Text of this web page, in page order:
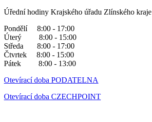
Úřední hodiny Krajského úřadu Zlínského kraje
Pondělí 8:00 - 17:00
Úterý 8:00 - 15:00
Středa 8:00 - 17:00
Čtvrtek 8:00 - 15:00
Pátek 8:00 - 13:00
Otevírací doba PODATELNA
Otevírací doba CZECHPOINT